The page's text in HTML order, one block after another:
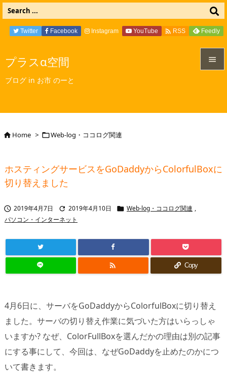
プラスα空間
ブログ in お市 のーと

次へ
Twitter Facebook Instagram YouTube  RSS Feedly
Home > Web-log・ココログ関連
ホスティングサービスをGoDaddyからColorfulBoxに
切り替えました
 2019年4月7日  2019年4月10日  Web-log・ココログ関連 ,
パソコン・インターネット
 Copy
4月6日に、サーバをGoDaddyからColorfulBoxに切り替え
ました。サーバの切り替え作業に気づいた方はいらっしゃ
いますか? なぜ、ColorFullBoxを選んだかの理由は別の記事
にする事にして、今回は、なぜGoDaddyを止めたのかにつ
いて書きます。